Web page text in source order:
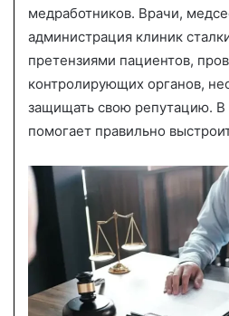
медработников. Врачи,
администрация клиник
претензиями пациентов,
контролирующих органов,
защищать свою репутацию. В
помогает правильно